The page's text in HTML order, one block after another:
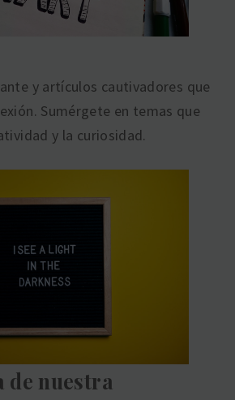
y artículos cautivadores que
Sumérgete en temas que
y la curiosidad.
nuestra